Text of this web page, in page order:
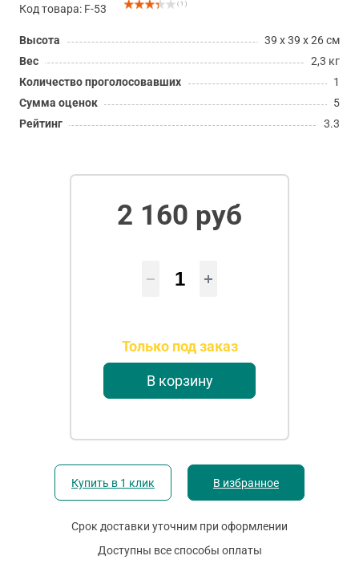
Код товара: F-53 ( 1 )
Высота
39 x 39 x 26 см
Вес
2,3 кг
Количество проголосовавших
1
Сумма оценок
5
Рейтинг
3.3
2 160 руб
Только под заказ
В корзину
Купить в 1 клик В избранное
Срок доставки уточним при оформлении
Доступны все способы оплаты